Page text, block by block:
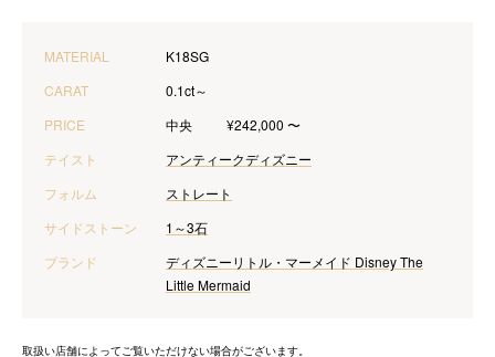
MATERIAL
K18SG
CARAT
0.1ct～
PRICE
中央
¥242,000 〜
テイスト
アンティークディズニー
フォルム
ストレート
サイドストーン
1～3石
ブランド
ディズニーリトル・マーメイド Disney The
Little Mermaid
取扱い店舗によってご覧いただけない場合がございます。